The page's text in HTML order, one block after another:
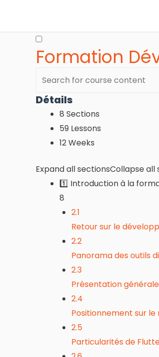
Formation
Détails
8 Sections
59 Lessons
12 Weeks
Expand all sectionsCollapse all
1️⃣ Introduction à la
8
2.1
Retour sur le
2.2
Panorama des outils
2.3
Présentation
2.4
Positionnement sur
2.5
Particularités de